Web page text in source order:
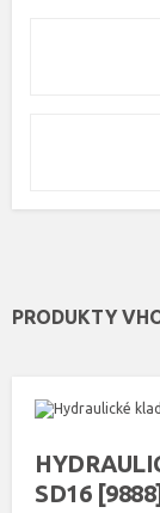
PRODUKTY
SD16 [9888]